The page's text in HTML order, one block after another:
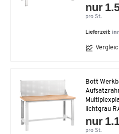
nur
pro St.
Lieferzeit:
Bott
lichtgrau
nur
pro St.